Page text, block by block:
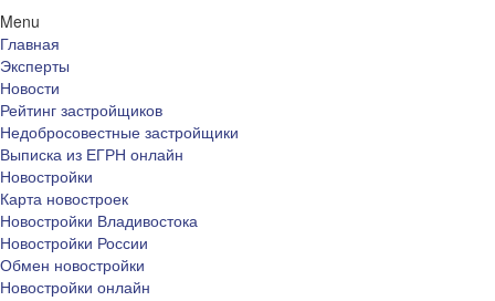
Menu
Главная
Эксперты
Новости
Рейтинг застройщиков
Недобросовестные застройщики
Выписка из ЕГРН онлайн
Новостройки
Карта новостроек
Новостройки Владивостока
Новостройки России
Обмен новостройки
Новостройки онлайн